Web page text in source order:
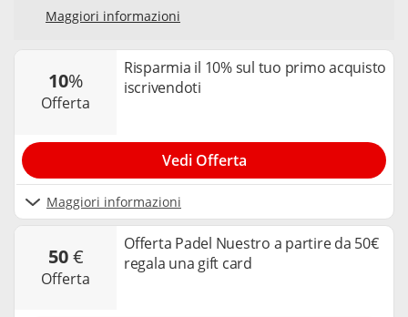
mio indirizzo e-mail da parte di Samwise
Media GmbH, Starstraße 2, D - 22305
dati, per l'invio della newsletter sui temi
"Codici Sconto" e "Offerte". Accetto che,
nell’ambito dell’invio della newsletter, la mia
interazione con i singoli contenuti della
cookie utilizzati per misurare i risultati. Posso
revocare il mio consenso in qualsiasi
momento e annullare l’iscrizione alla
newsletter. Per maggiori informazioni è
possibile consultare la nostraprivacy policy.
Maggiori informazioni
10%
offerta
Risparmia il 10% sul tuo primo acquisto
iscrivendoti
Maggiori informazioni
Vedi Offerta
50€
offerta
Offerta Padel Nuestro a partire da 50€
regala una gift card